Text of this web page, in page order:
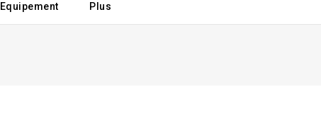
Equipement Plus